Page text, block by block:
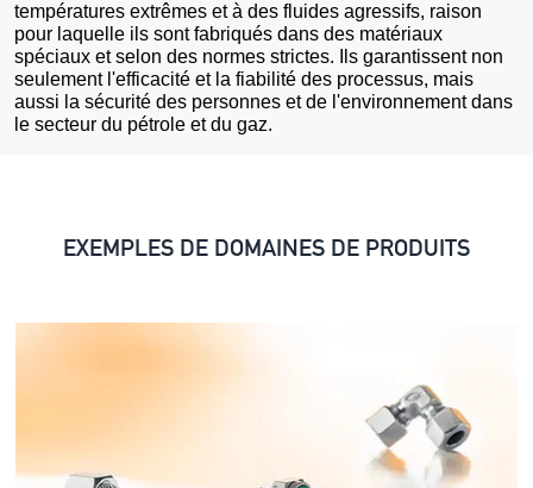
températures extrêmes et à des fluides agressifs, raison
pour laquelle ils sont fabriqués dans des matériaux
spéciaux et selon des normes strictes. Ils garantissent non
seulement l'efficacité et la fiabilité des processus, mais
aussi la sécurité des personnes et de l'environnement dans
le secteur du pétrole et du gaz.
EXEMPLES DE DOMAINES DE PRODUITS